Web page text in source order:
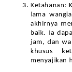
Ketahanan:
lama
akhirnya
baik. Ia
jam, dan
khusus
menyajikan